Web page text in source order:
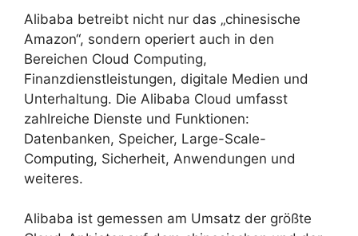
Alibaba betreibt nicht nur das „chinesische
Amazon“, sondern operiert auch in den
Bereichen Cloud Computing,
Finanzdienstleistungen, digitale Medien und
Unterhaltung. Die Alibaba Cloud umfasst
zahlreiche Dienste und Funktionen:
Datenbanken, Speicher, Large-Scale-
Computing, Sicherheit, Anwendungen und
weiteres.
Alibaba ist gemessen am Umsatz der größte